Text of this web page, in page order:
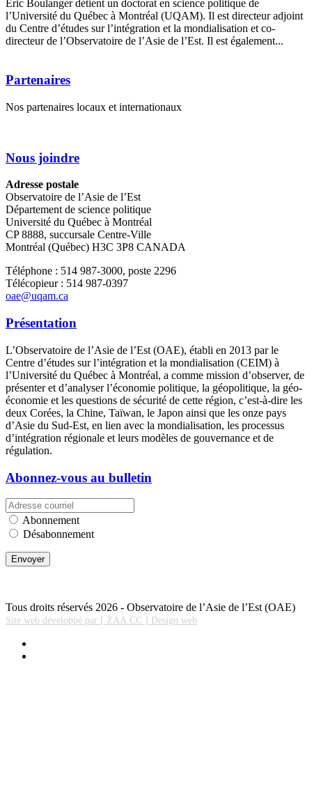
Éric Boulanger détient un doctorat en science politique de
l’Université du Québec à Montréal (UQAM). Il est directeur adjoint
du Centre d’études sur l’intégration et la mondialisation et co-
directeur de l’Observatoire de l’Asie de l’Est. Il est également...
Partenaires
Nos partenaires locaux et internationaux
Nous joindre
Adresse postale
Observatoire de l’Asie de l’Est
Département de science politique
Université du Québec à Montréal
CP 8888, succursale Centre-Ville
Montréal (Québec) H3C 3P8 CANADA
Téléphone : 514 987-3000, poste 2296
Télécopieur : 514 987-0397
oae@uqam.ca
Présentation
L’Observatoire de l’Asie de l’Est (OAE), établi en 2013 par le
Centre d’études sur l’intégration et la mondialisation (CEIM) à
l’Université du Québec à Montréal, a comme mission d’observer, de
présenter et d’analyser l’économie politique, la géopolitique, la géo-
économie et les questions de sécurité de cette région, c’est-à-dire les
deux Corées, la Chine, Taïwan, le Japon ainsi que les onze pays
d’Asie du Sud-Est, en lien avec la mondialisation, les processus
d’intégration régionale et leurs modèles de gouvernance et de
régulation.
Abonnez-vous au bulletin
Abonnement
Désabonnement
Tous droits réservés 2026 - Observatoire de l’Asie de l’Est (OAE)
Site web développé par [ ZAA.CC ] Design web